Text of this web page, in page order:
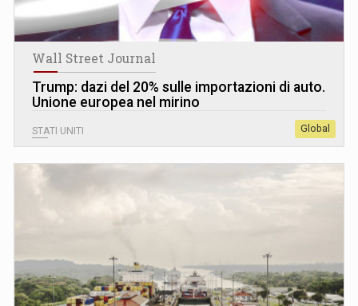
Wall Street Journal
Trump: dazi del 20% sulle importazioni di auto.
Unione europea nel mirino
STATI UNITI Global